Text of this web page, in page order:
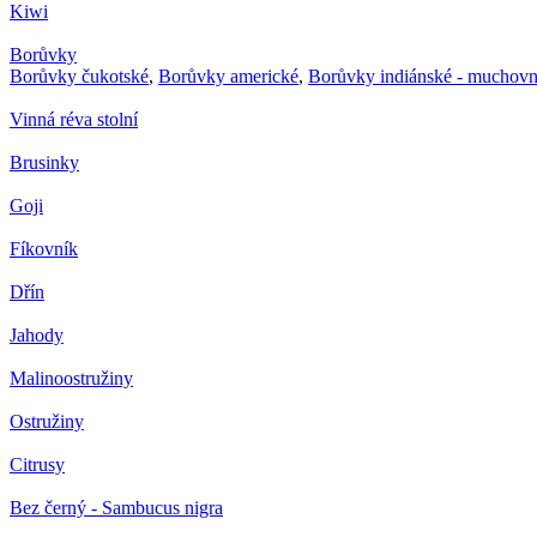
Kiwi
Borůvky
Borůvky čukotské, Borůvky americké, Borůvky indiánské -
Vinná réva stolní
Brusinky
Goji
Fíkovník
Dřín
Jahody
Malinoostružiny
Ostružiny
Citrusy
Bez černý - Sambucus nigra